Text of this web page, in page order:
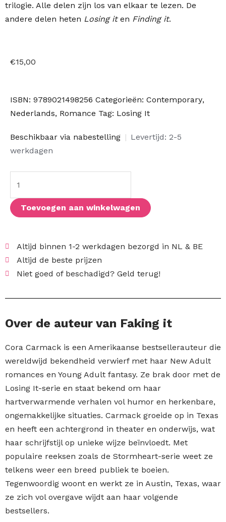
trilogie. Alle delen zijn los van elkaar te lezen. De
andere delen heten Losing iten Finding it.
€15,00
ISBN: 9789021498256 Categorieën: Contemporary,
Nederlands, Romance Tag: Losing It
Beschikbaar via nabestelling | Levertijd: 2-5
werkdagen
Faking
it
Toevoegen aan winkelwagen
Altijd binnen 1-2 werkdagen bezorgd in NL & BE
Altijd de beste prijzen
Niet goed of beschadigd? Geld terug!
Over de auteur van Faking it
Cora Carmack is een Amerikaanse bestsellerauteur die
wereldwijd bekendheid verwierf met haar New Adult
romances en Young Adult fantasy. Ze brak door met de
Losing It-serie en staat bekend om haar
hartverwarmende verhalen vol humor en herkenbare,
ongemakkelijke situaties. Carmack groeide op in Texas
en heeft een achtergrond in theater en onderwijs, wat
haar schrijfstijl op unieke wijze beïnvloedt. Met
populaire reeksen zoals de Stormheart-serie weet ze
telkens weer een breed publiek te boeien.
Tegenwoordig woont en werkt ze in Austin, Texas, waar
ze zich vol overgave wijdt aan haar volgende
bestsellers.